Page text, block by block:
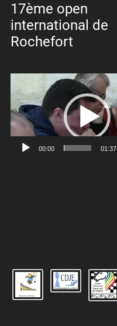
17ème open
international de
Rochefort
Lecteur
vidéo
00:00 01:37